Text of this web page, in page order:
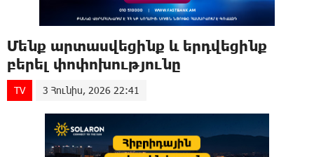
Մենք արտասվեցինք և երդվեցինք
բերել փոփոխությունը
TV 3 Հունիս, 2026 22:41